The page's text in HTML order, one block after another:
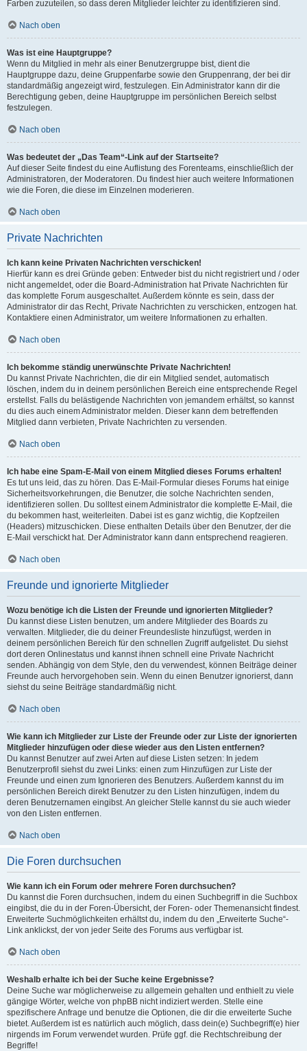
Farben zuzuteilen, so dass deren Mitglieder leichter zu identifizieren sind.
Nach oben
Was ist eine Hauptgruppe?
Wenn du Mitglied in mehr als einer Benutzergruppe bist, dient die
Hauptgruppe dazu, deine Gruppenfarbe sowie den Gruppenrang, der bei dir
standardmäßig angezeigt wird, festzulegen. Ein Administrator kann dir die
Berechtigung geben, deine Hauptgruppe im persönlichen Bereich selbst
festzulegen.
Nach oben
Was bedeutet der „Das Team“-Link auf der Startseite?
Auf dieser Seite findest du eine Auflistung des Forenteams, einschließlich der
Administratoren, der Moderatoren. Du findest hier auch weitere Informationen
wie die Foren, die diese im Einzelnen moderieren.
Nach oben
Private Nachrichten
Ich kann keine Privaten Nachrichten verschicken!
Hierfür kann es drei Gründe geben: Entweder bist du nicht registriert und / oder
nicht angemeldet, oder die Board-Administration hat Private Nachrichten für
das komplette Forum ausgeschaltet. Außerdem könnte es sein, dass der
Administrator dir das Recht, Private Nachrichten zu verschicken, entzogen hat.
Kontaktiere einen Administrator, um weitere Informationen zu erhalten.
Nach oben
Ich bekomme ständig unerwünschte Private Nachrichten!
Du kannst Private Nachrichten, die dir ein Mitglied sendet, automatisch
löschen, indem du in deinem persönlichen Bereich eine entsprechende Regel
erstellst. Falls du belästigende Nachrichten von jemandem erhältst, so kannst
du dies auch einem Administrator melden. Dieser kann dem betreffenden
Mitglied dann verbieten, Private Nachrichten zu versenden.
Nach oben
Ich habe eine Spam-E-Mail von einem Mitglied dieses Forums erhalten!
Es tut uns leid, das zu hören. Das E-Mail-Formular dieses Forums hat einige
Sicherheitsvorkehrungen, die Benutzer, die solche Nachrichten senden,
identifizieren sollen. Du solltest einem Administrator die komplette E-Mail, die
du bekommen hast, weiterleiten. Dabei ist es ganz wichtig, die Kopfzeilen
(Headers) mitzuschicken. Diese enthalten Details über den Benutzer, der die
E-Mail verschickt hat. Der Administrator kann dann entsprechend reagieren.
Nach oben
Freunde und ignorierte Mitglieder
Wozu benötige ich die Listen der Freunde und ignorierten Mitglieder?
Du kannst diese Listen benutzen, um andere Mitglieder des Boards zu
verwalten. Mitglieder, die du deiner Freundesliste hinzufügst, werden in
deinem persönlichen Bereich für den schnellen Zugriff aufgelistet. Du siehst
dort deren Onlinestatus und kannst ihnen schnell eine Private Nachricht
senden. Abhängig von dem Style, den du verwendest, können Beiträge deiner
Freunde auch hervorgehoben sein. Wenn du einen Benutzer ignorierst, dann
siehst du seine Beiträge standardmäßig nicht.
Nach oben
Wie kann ich Mitglieder zur Liste der Freunde oder zur Liste der ignorierten
Mitglieder hinzufügen oder diese wieder aus den Listen entfernen?
Du kannst Benutzer auf zwei Arten auf diese Listen setzen: In jedem
Benutzerprofil siehst du zwei Links: einen zum Hinzufügen zur Liste der
Freunde und einen zum Ignorieren des Benutzers. Außerdem kannst du im
persönlichen Bereich direkt Benutzer zu den Listen hinzufügen, indem du
deren Benutzernamen eingibst. An gleicher Stelle kannst du sie auch wieder
von den Listen entfernen.
Nach oben
Die Foren durchsuchen
Wie kann ich ein Forum oder mehrere Foren durchsuchen?
Du kannst die Foren durchsuchen, indem du einen Suchbegriff in die Suchbox
eingibst, die du in der Foren-Übersicht, der Foren- oder Themenansicht findest.
Erweiterte Suchmöglichkeiten erhältst du, indem du den „Erweiterte Suche“-
Link anklickst, der von jeder Seite des Forums aus verfügbar ist.
Nach oben
Weshalb erhalte ich bei der Suche keine Ergebnisse?
Deine Suche war möglicherweise zu allgemein gehalten und enthielt zu viele
gängige Wörter, welche von phpBB nicht indiziert werden. Stelle eine
spezifischere Anfrage und benutze die Optionen, die dir die erweiterte Suche
bietet. Außerdem ist es natürlich auch möglich, dass dein(e) Suchbegriff(e) hier
nirgends im Forum verwendet wurden. Prüfe ggf. die Rechtschreibung der
Begriffe!